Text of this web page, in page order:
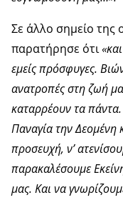
Σε άλλο σημείο της
παρατήρησε ότι
εμείς πρόσφυγες.
ανατροπές στη ζωή
καταρρέουν τα
Παναγία την Δεομένη
προσευχή, ν’
παρακαλέσουμε
μας. Και να